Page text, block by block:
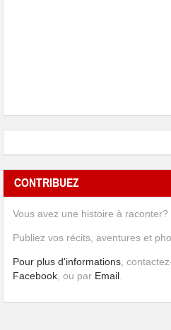
CONTRIBUEZ
Vous avez une histoire à
Publiez vos récits, aventures et
Pour plus d'informations ,
Facebook , ou par Email